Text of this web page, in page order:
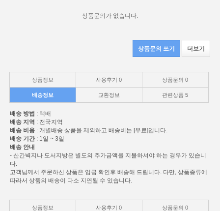
상품문의가 없습니다.
상품문의 쓰기 더보기
상품정보 사용후기0 상품문의0
배송정보 교환정보 관련상품5
배송 방법 : 택배
배송 지역 : 전국지역
배송 비용 : 개별배송 상품을 제외하고 배송비는 [무료]입니다.
배송 기간: 1일 ~ 3일
배송 안내
- 산간벽지나 도서지방은 별도의 추가금액을 지불하셔야 하는 경우가 있습니
다.
고객님께서 주문하신 상품은 입금 확인후 배송해 드립니다. 다만, 상품종류에
따라서 상품의 배송이 다소 지연될 수 있습니다.
상품정보 사용후기0 상품문의0